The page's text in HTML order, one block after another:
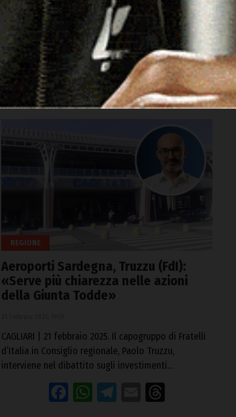
5 Agosto 2025, 16:16
CAGLIARI | 5 agosto 2025. «La Giunta Todde vuole
stabilire il record, non invidiabile, del maggior
numero di leggi impugnate…
Facebook
WhatsApp
Telegram
EmailThreads
REGIONE
Aeroporti Sardegna, Truzzu (FdI):
«Serve più chiarezza nelle azioni
della Giunta Todde»
CAGLIARI | 21 febbraio 2025. Il capogruppo di Fratelli
d’Italia in Consiglio regionale, Paolo Truzzu,
interviene nel dibattito sugli investimenti…
Facebook
WhatsApp
Telegram
Email